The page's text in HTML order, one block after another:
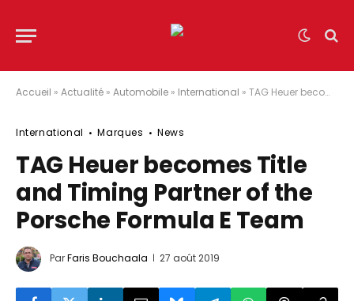
Accueil » Actualité » Automobile » International » TAG Heuer becomes Title and Timing Partner of the Porsche Formula E Team
International Marques News
TAG Heuer becomes Title
and Timing Partner of the
Porsche Formula E Team
ParFaris Bouchaala 27 août 2019